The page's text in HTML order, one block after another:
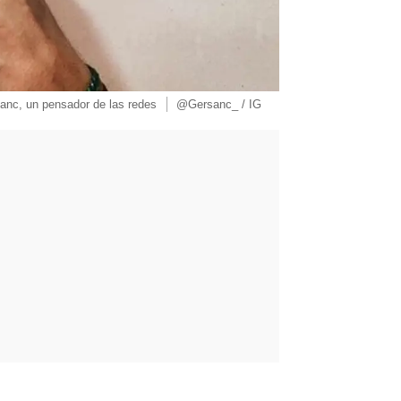
un pensador de las redes @Gersanc_ / IG